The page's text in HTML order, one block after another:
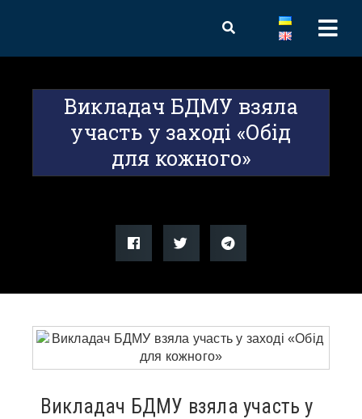
Викладач БДМУ взяла
участь у заході «Обід
для кожного»
Викладач БДМУ взяла участь у